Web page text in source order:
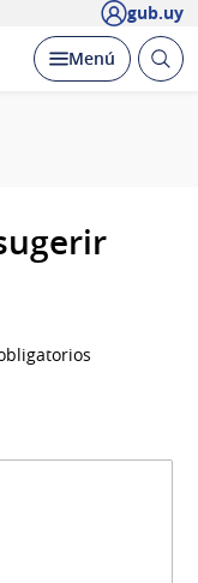
gub.uy
Desplegar
Menú Abrir